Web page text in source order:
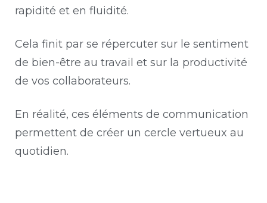
rapidité et en fluidité.
Cela finit par se répercuter sur le sentiment
de bien-être au travail et sur la productivité
de vos collaborateurs.
En réalité, ces éléments de communication
permettent de créer un cercle vertueux au
quotidien.